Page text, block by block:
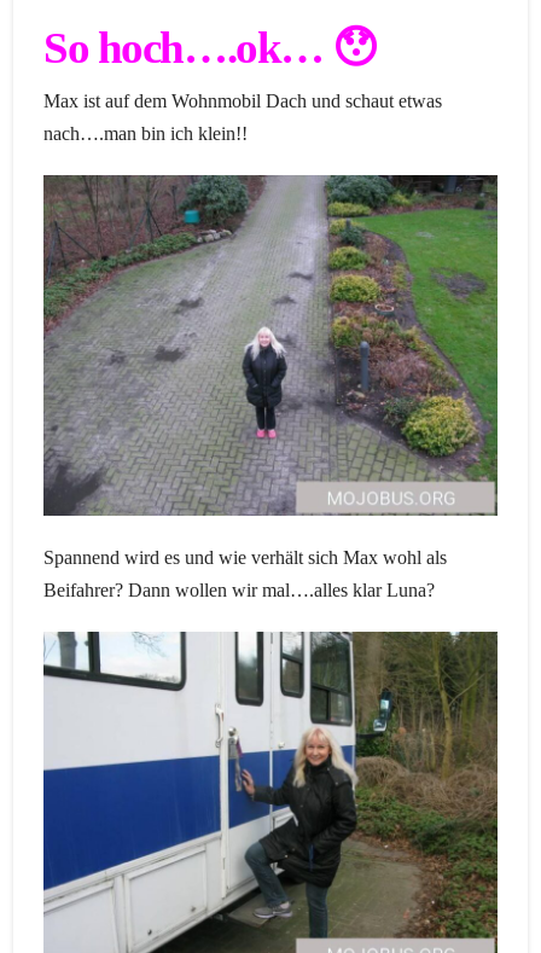
So hoch….ok… 😯
Max ist auf dem Wohnmobil Dach und schaut etwas
nach….man bin ich klein!!
Spannend wird es und wie verhält sich Max wohl als
Beifahrer? Dann wollen wir mal….alles klar Luna?